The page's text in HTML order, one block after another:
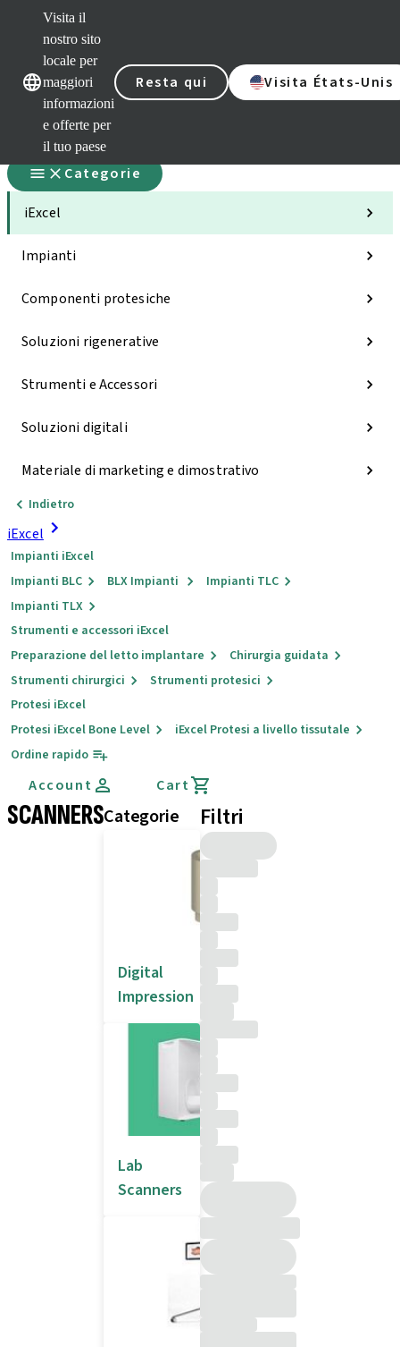
Visita il
nostro sito
locale per
maggiori
informazioni
e offerte per
il tuo paese
Resta qui Visita États-Unis
Nostri marchiNostri marchi
Categorie
iExcel
Impianti
Componenti protesiche
Soluzioni rigenerative
Strumenti e Accessori
Soluzioni digitali
Materiale di marketing e dimostrativo
Indietro
iExcel
Impianti iExcel
Impianti BLC
BLX Impianti
Impianti TLC
Impianti TLX
Strumenti e accessori iExcel
Preparazione del letto implantare
Chirurgia guidata
Strumenti chirurgici
Strumenti protesici
Protesi iExcel
Protesi iExcel Bone Level
iExcel Protesi a livello tissutale
Ordine rapido
Account Cart
SCANNERSCategorie
Digital
Impression
Lab
Scanners
Filtri